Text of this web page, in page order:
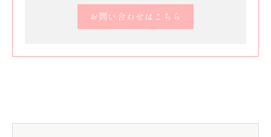
お問い合わせはこちら